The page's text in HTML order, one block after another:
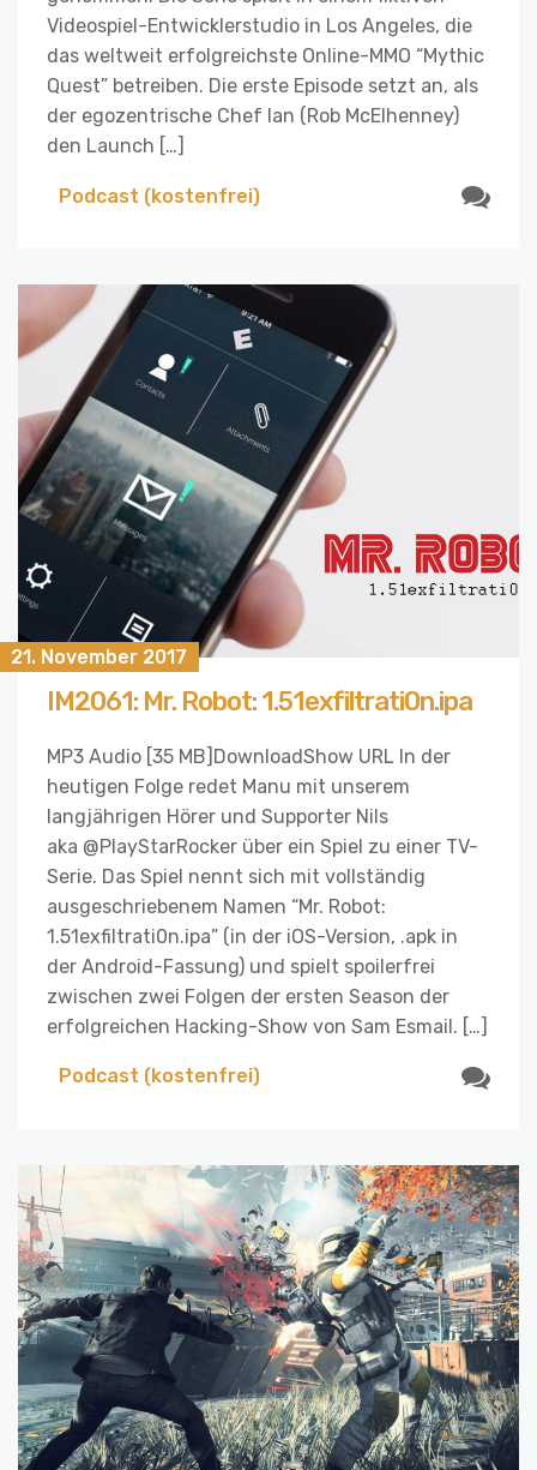
Videospiel-Entwicklerstudio in Los Angeles, die
das weltweit erfolgreichste Online-MMO “Mythic
Quest” betreiben. Die erste Episode setzt an, als
der egozentrische Chef Ian (Rob McElhenney)
den Launch […]
Podcast (kostenfrei)
21. November 2017
IM2061: Mr. Robot: 1.51exfiltrati0n.ipa
MP3 Audio [35 MB]DownloadShow URL In der
heutigen Folge redet Manu mit unserem
langjährigen Hörer und Supporter Nils
aka @PlayStarRocker über ein Spiel zu einer TV-
Serie. Das Spiel nennt sich mit vollständig
ausgeschriebenem Namen “Mr. Robot:
1.51exfiltrati0n.ipa” (in der iOS-Version, .apk in
der Android-Fassung) und spielt spoilerfrei
zwischen zwei Folgen der ersten Season der
erfolgreichen Hacking-Show von Sam Esmail. […]
Podcast (kostenfrei)